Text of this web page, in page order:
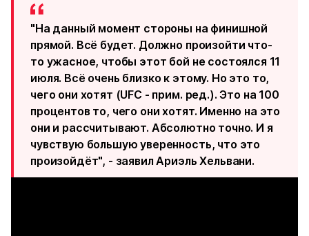
"На данный момент стороны на финишной
прямой. Всё будет. Должно произойти что-
то ужасное, чтобы этот бой не состоялся 11
июля. Всё очень близко к этому. Но это то,
чего они хотят (UFC - прим. ред.). Это на 100
процентов то, чего они хотят. Именно на это
они и рассчитывают. Абсолютно точно. И я
чувствую большую уверенность, что это
произойдёт", - заявил Ариэль Хельвани.